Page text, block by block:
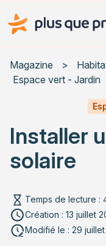
Plus que pro Mag'
Habitat
Actualités
Rechercher un
Magazine >
Espace vert - Jardin
Installer
solaire
Temps de lecture :
Création : 13 juillet
Modifié le : 29